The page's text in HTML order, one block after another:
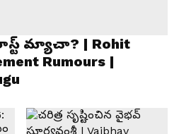
మ్యాచా? | Rohit
Rumours |